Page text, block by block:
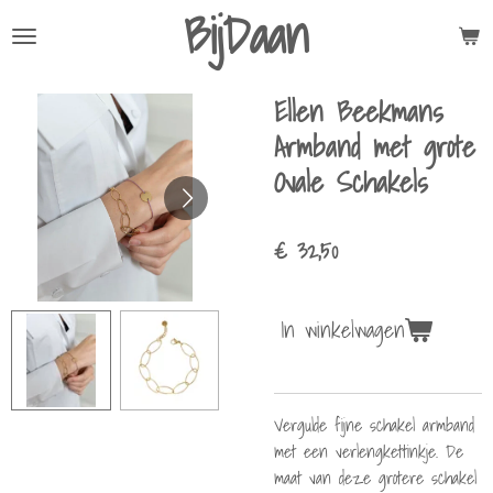
direct
hoofdinhoud
BijDaan
Ellen Beekmans
Armband met grote
Ovale Schakels
€ 32,50
In winkelwagen
Vergulde fijne schakel armband
met een verlengkettinkje. De
maat van deze grotere schakel